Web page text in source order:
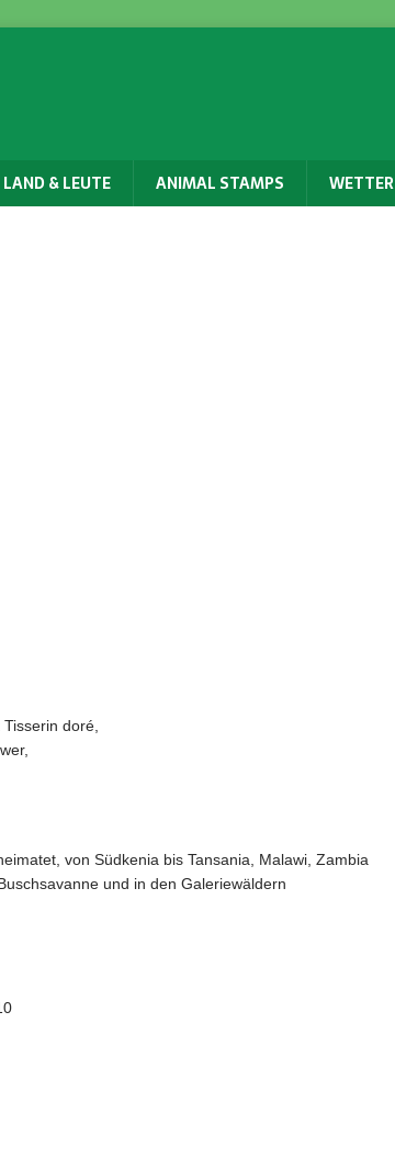
LAND & LEUTE ANIMAL STAMPS WETTER
Tisserin doré,
von Südkenia bis Tansania, Malawi, Zambia
und in den Galeriewäldern